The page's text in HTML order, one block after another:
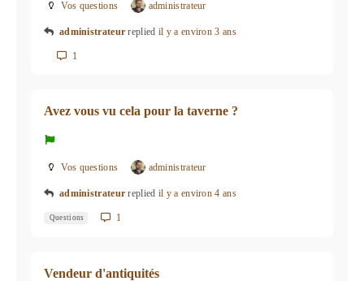
Vos questions administrateur
administrateur replied il y a environ 3 ans
1
Avez vous vu cela pour la taverne ?
Vos questions administrateur
administrateur replied il y a environ 4 ans
Questions 1
Vendeur d'antiquités